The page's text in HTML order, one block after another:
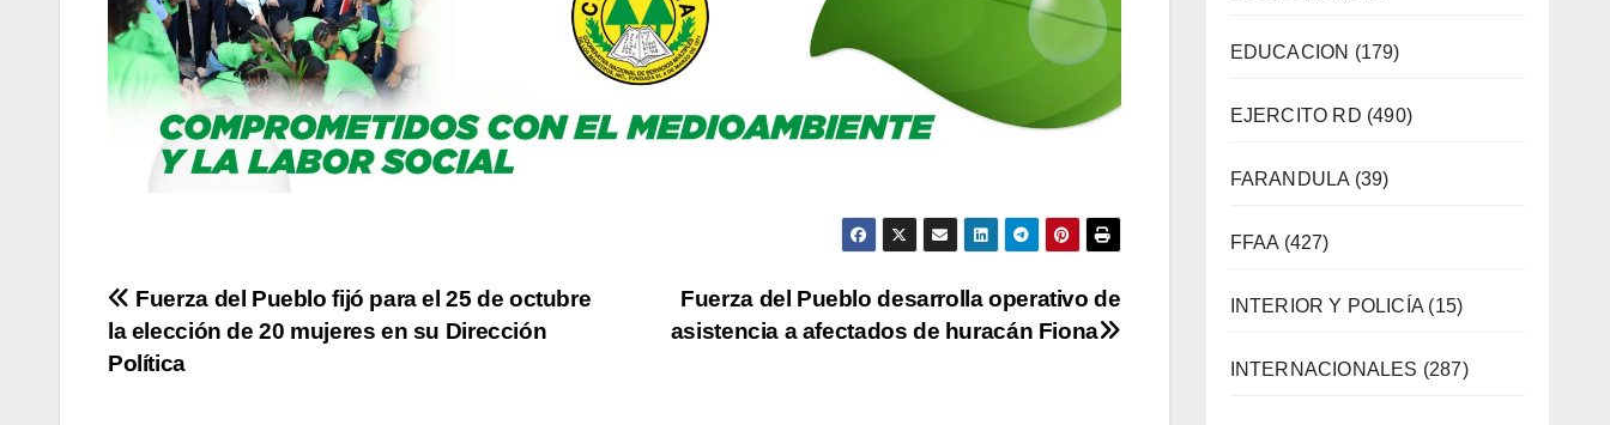
Navegación
de
Fuerza del Pueblo desarrolla operativo de
asistencia a afectados de huracán Fiona
Fuerza del Pueblo fijó para el 25 de octubre
la elección de 20 mujeres en su Dirección
Política
EDUCACION (179)
EJERCITO RD (490)
FARANDULA (39)
FFAA (427)
INTERIOR Y POLICÍA (15)
INTERNACIONALES (287)